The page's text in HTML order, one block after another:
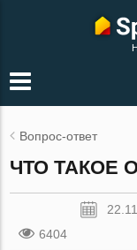
Вопрос-ответ
ЧТО ТАКОЕ
6404